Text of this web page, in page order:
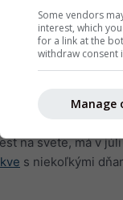
pre Bratislava
na svete, má v
s niekoľkými
Some vendors
interest, which
for a link at the
withdraw consent
Manage